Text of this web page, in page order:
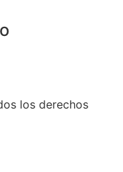
los derechos